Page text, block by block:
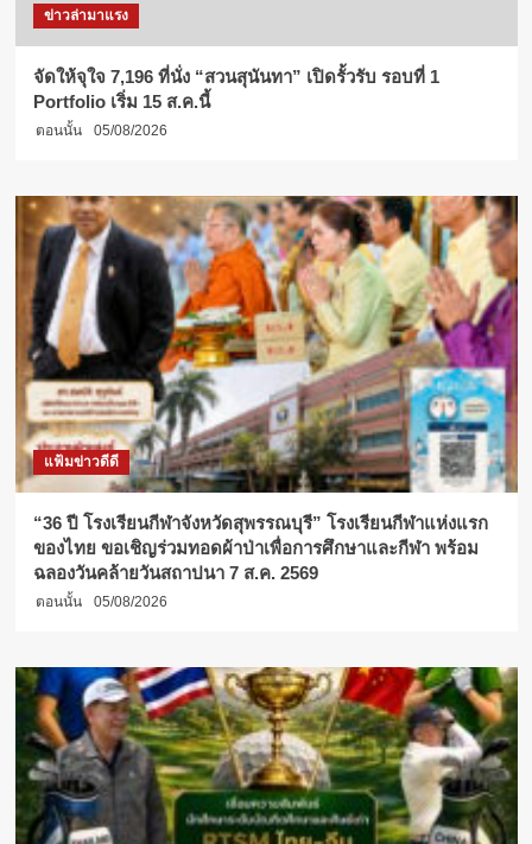
ข่าวล่ามาแรง
จัดให้จุใจ 7,196 ที่นั่ง “สวนสุนันทา” เปิดรั้วรับ รอบที่ 1
Portfolio เริ่ม 15 ส.ค.นี้
ตอนนั้น 05/08/2026
แฟ้มข่าวดีดี
“36 ปี โรงเรียนกีฬาจังหวัดสุพรรณบุรี” โรงเรียนกีฬาแห่งแรก
ของไทย ขอเชิญร่วมทอดผ้าป่าเพื่อการศึกษาและกีฬา พร้อม
ฉลองวันคล้ายวันสถาปนา 7 ส.ค. 2569
ตอนนั้น 05/08/2026